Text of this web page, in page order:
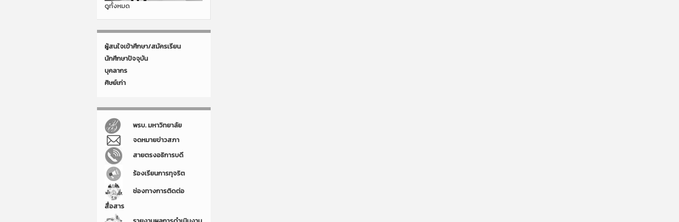
ดูทั้งหมด
ผู้สนใจเข้าศึกษา/สมัครเรียน
นักศึกษาปัจจุบัน
บุคลากร
ศิษย์เก่า
พรบ. มหาวิทยาลัย
จดหมายข่าวสภา
สายตรงอธิการบดี
ร้องเรียนการทุจริต
ช่องทางการติดต่อ
สื่อสาร